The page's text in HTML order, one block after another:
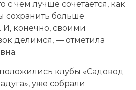
с чем лучше сочетается, как
сохранить больше
И, конечно, своими
делимся, — отметила
клубы «Садовод
уже собрали